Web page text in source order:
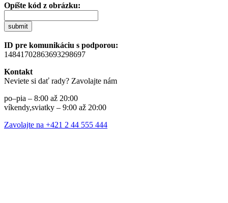
Opíšte kód z obrázku:
submit
ID pre komunikáciu s podporou:
14841702863693298697
Kontakt
Neviete si dať rady? Zavolajte nám
po–pia – 8:00 až 20:00
víkendy,sviatky – 9:00 až 20:00
Zavolajte na +421 2 44 555 444